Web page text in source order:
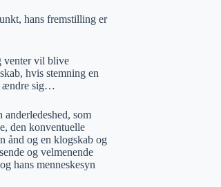
hans fremstilling er
venter vil blive
hvis stemning en
ændre sig…
som
den konventuelle
ånd og en klogskab og
og velmenende
hans menneskesyn